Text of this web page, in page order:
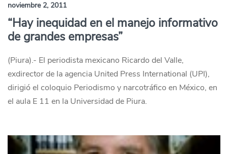
noviembre 2, 2011
“Hay inequidad en el manejo informativo
de grandes empresas”
(Piura).- El periodista mexicano Ricardo del Valle,
exdirector de la agencia United Press International (UPI),
dirigió el coloquio Periodismo y narcotráfico en México, en
el aula E 11 en la Universidad de Piura.